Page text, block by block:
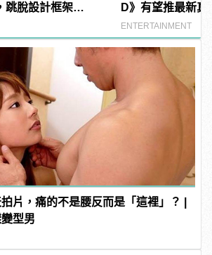
跳脫設計框架
市！
D》有望推最新真
ENTERTAINMENT
片，痛的不是腰反而是「這裡」？ |
型男